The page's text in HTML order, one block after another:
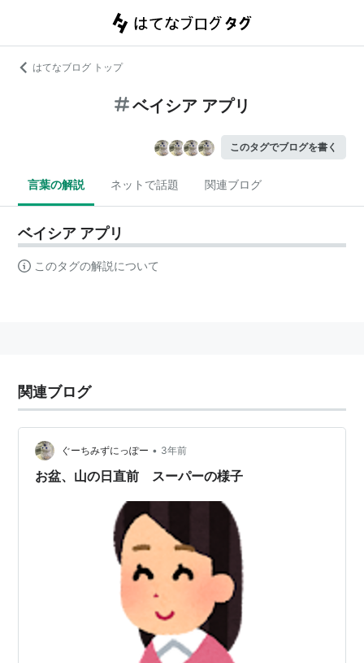
はてなブログ トップ
ベイシア アプリ
このタグでブログを書く
言葉の解説 ネットで話題 関連ブログ
ベイシア アプリ
このタグの解説について
関連ブログ
ぐーちみずにっぽー • 3年前
お盆、山の日直前 スーパーの様子